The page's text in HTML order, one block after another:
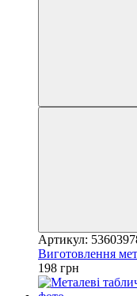
Артикул:
Виготовлення
198 грн